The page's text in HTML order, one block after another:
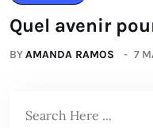
Quel avenir
BYAMANDA RAMOS 7